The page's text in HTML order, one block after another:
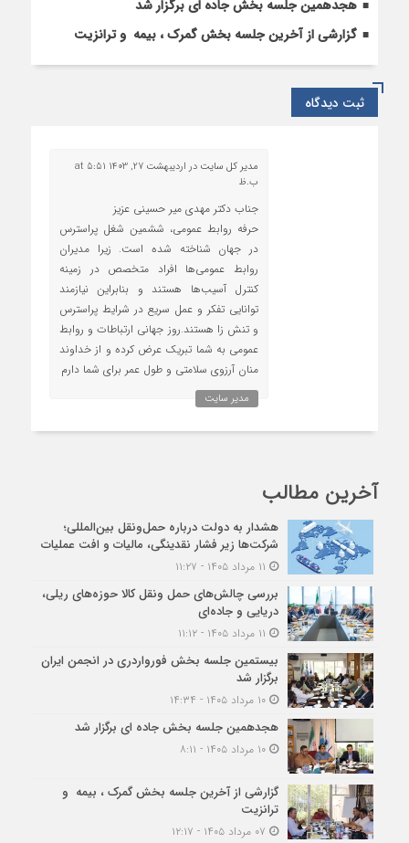
هجدهمین جلسه بخش جاده ای برگزار شد
گزارشی از آخرین جلسه بخش گمرک ، بیمه و ترانزیت
ثبت دیدگاه
مدیر کل سایت در
اردیبهشت 27, 1403 at 5:51
ب.ظ
جناب دکتر مهدی میر حسینی عزیز
حرفه روابط عمومی، ششمین شغل پراسترس
در جهان شناخته شده است. زیرا مدیران
روابط عمومی‌ها افراد متخصص در زمینه
کنترل آسیب‌ها هستند و بنابراین نیازمند
توانایی تفکر و عمل سریع در شرایط پراسترس
و تنش زا هستند.روز جهانی ارتباطات و روابط
عمومی به شما تبریک عرض کرده و از خداوند
منان آرزوی سلامتی و طول عمر برای شما دارم
آخرین مطالب
هشدار به دولت درباره حمل‌ونقل بین‌المللی؛
شرکت‌ها زیر فشار نقدینگی، مالیات و افت عملیات
بررسی چالش‌های حمل ونقل کالا حوزه‌های ریلی،
دریایی و جاده‌ای
بیستمین جلسه بخش فورواردری در انجمن ایران
برگزار شد
۱۰ مرداد ۱۴۰۵ - ۱۴:۳۴
هجدهمین جلسه بخش جاده ای برگزار شد
۱۰ مرداد ۱۴۰۵ - ۸:۱۱
گزارشی از آخرین جلسه بخش گمرک ، بیمه و
ترانزیت